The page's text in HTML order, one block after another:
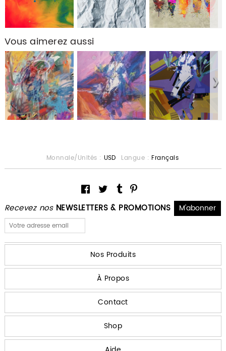
Vous aimerez aussi
Recevez nos NEWSLETTERS & PROMOTIONS
Monnaie/Unités : USD Langue : Français
Nos Produits
À Propos
Contact
Shop